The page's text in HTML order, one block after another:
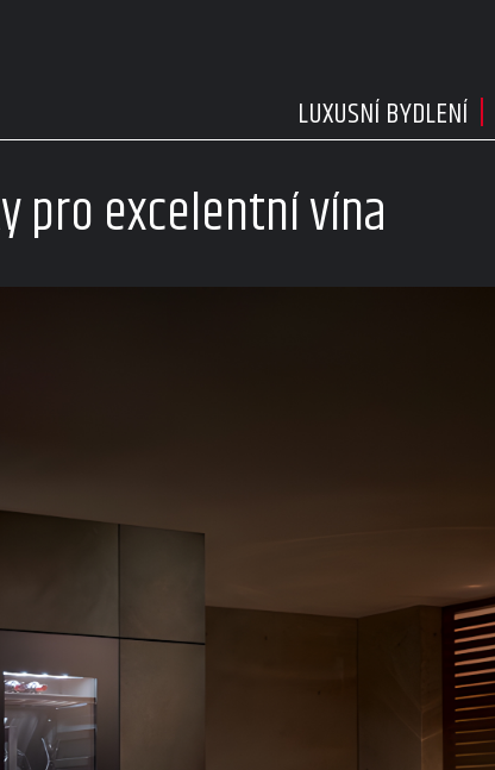
LUXUSNÍ BYDLENÍ
pro excelentní vína